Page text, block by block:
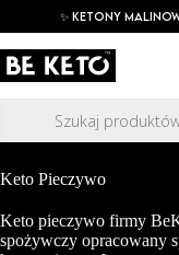
treści
✨ ketony
produktów
Keto Pieczywo
Keto pieczywo firmy
spożywczy opracowany